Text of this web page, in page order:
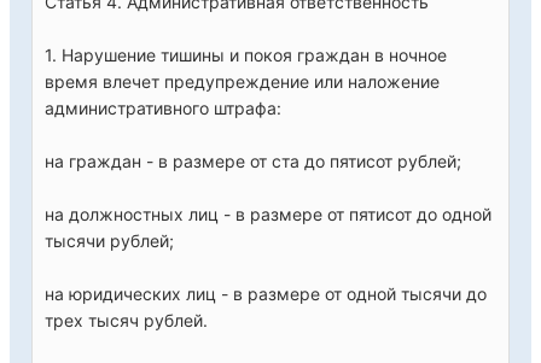
1. Нарушение тишины и покоя граждан в ночное
время влечет предупреждение или наложение
административного штрафа:
на граждан - в размере от ста до пятисот рублей;
на должностных лиц - в размере от пятисот до одной
тысячи рублей;
на юридических лиц - в размере от одной тысячи до
трех тысяч рублей.